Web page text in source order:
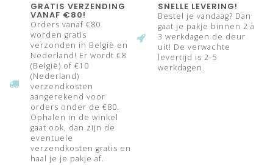
GRATIS VERZENDING
VANAF €80!
Orders vanaf €80
worden gratis
verzonden in België en
Nederland! Er wordt €8
(België) of €10
(Nederland)
verzendkosten
aangerekend voor
orders onder de €80.
Ophalen in de winkel
gaat ook, dan zijn de
eventuele
verzendkosten gratis en
haal je je pakje af.
SNELLE LEVERING!
Bestel je vandaag? Dan
gaat je pakje binnen 2 à
3 werkdagen de deur
uit! De verwachte
levertijd is 2-5
werkdagen.